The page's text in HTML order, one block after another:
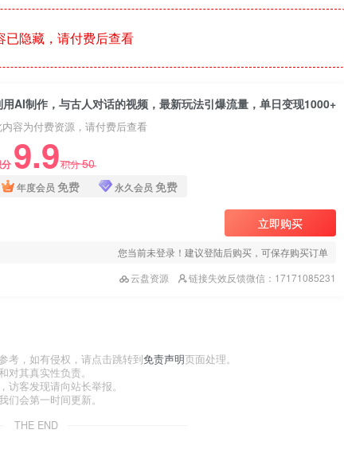
已隐藏，请付费后查看
用AI制作，与古人对话的视频，最新玩法引爆流量，单日变现1000+
内容为付费资源，请付费后查看
9.9积分50
年度会员 免费 永久会员 免费
立即购买
您当前未登录！建议登陆后购买，可保存购买订单
云盘资源
链接失效反馈微信：17171085231
考，如有侵权，请点击跳转到免责声明页面处理。
其真实性负责。
客发现请向站长举报。
会第一时间更新。
THE END